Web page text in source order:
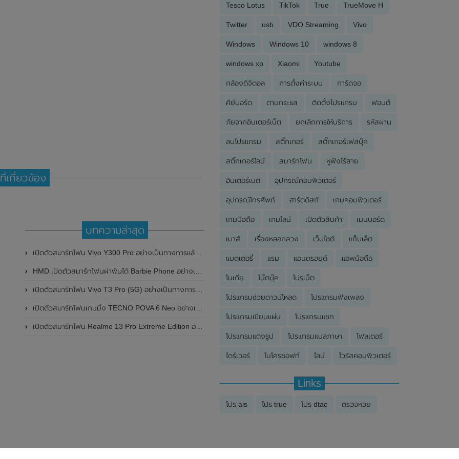
เกี่ยวข้อง
บทความล่าสุด
เปิดตัวสมาร์ทโฟน Vivo Y300 Pro อย่างเป็นทางการแล้วในประเทศจีน มาพร้อมดีไซน์พรีเมี่ยม ทนทาน และแบตเตอรี่สุดอึดขนาดใหญ่ 6,500mAh พร้อมรองรับการชาร์จไว 80W
HMD เปิดตัวสมาร์ทโฟนฝาพับได้ Barbie Phone อย่างเป็นทางการแล้ว มาพร้อมธีมสีชมพูสดใส
เปิดตัวสมาร์ทโฟน Vivo T3 Pro (5G) อย่างเป็นทางการแล้วในประเทศอินเดีย
เปิดตัวสมาร์ทโฟนเกมมิ่ง TECNO POVA 6 Neo อย่างเป็นทางการแล้วในประเทศไทย ในราคา 8,499 บาท
เปิดตัวสมาร์ทโฟน Realme 13 Pro Extreme Edition อย่างเป็นทางการแล้วในประเทศจีน
Tesco Lotus TikTok True TrueMove H
Twitter usb VDO Streaming Vivo
Windows Windows 10 windows 8
windows xp Xiaomi Youtube
กล้องดิจิตอล การตั้งค่าระบบ การ์ดจอ
คีย์บอร์ด ตามกระแส ติดตั้งโปรแกรม ฟอนต์
ภัยจากอินเตอร์เน็ต ยกเลิกการให้บริการ รหัสผ่าน
ลบโปรแกรม สติ๊กเกอร์ สติ๊กเกอร์เฟสบุ๊ค
สติ๊กเกอร์ไลน์ สมาร์ทโฟน หูฟังไร้สาย
อินเตอร์เนต อุปกรณ์คอมพิวเตอร์
อุปกรณ์โทรศัพท์ ฮาร์ดดิสก์ เกมคอมพิวเตอร์
เกมมือถือ เกมไลน์ เปิดตัวสินค้า เมนบอร์ด
เมาส์ เรื่องหลอกลวง เว็บไซต์ แท็บเล็ต
แบตเตอรี่ แรม แอนดรอยด์ แอพมือถือ
โนเกีย โน๊ตบุ๊ค โปรเน็ต
โปรแกรมช่วยดาวน์โหลด โปรแกรมฟังเพลง
โปรแกรมเขียนแผ่น โปรแกรมแชท
โปรแกรมแต่งรูป โปรแกรมแปลภาษา โฟลเดอร์
ไดร์เวอร์ ไมโครซอฟท์ ไลน์ ไวรัสคอมพิวเตอร์
Links
โปร ais โปร true โปร dtac ตรวจหวย